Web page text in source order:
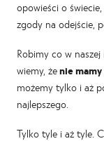
opowieści o
zgody na odejście,
Robimy co w
wiemy, żenie mamy
możemy tylko i aż
najlepszego.
Tylko tyle i aż tyle.